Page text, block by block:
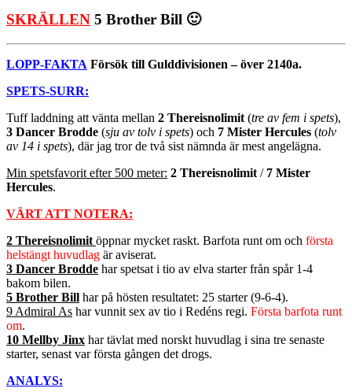
SKRÄLLEN 5 Brother Bill 🙂
LOPP-FAKTA Försök till Gulddivisionen – över 2140a.
SPETS-SURR:
Tuff laddning att vänta mellan 2 Thereisnolimit (tre av fem i spets),
3 Dancer Brodde (sju av tolv i spets) och 7 Mister Hercules (tolv
av 14 i spets), där jag tror de två sist nämnda är mest angelägna.
Min spetsfavorit efter 500 meter: 2 Thereisnolimit / 7 Mister
Hercules.
VÄRT ATT NOTERA:
2 Thereisnolimit öppnar mycket raskt. Barfota runt om och första
helstängt huvudlag är aviserat.
3 Dancer Brodde har spetsat i tio av elva starter från spår 1-4
bakom bilen.
5 Brother Bill har på hösten resultatet: 25 starter (9-6-4).
9 Admiral As har vunnit sex av tio i Redéns regi. Första barfota runt
om.
10 Mellby Jinx har tävlat med norskt huvudlag i sina tre senaste
starter, senast var första gången det drogs.
ANALYS: